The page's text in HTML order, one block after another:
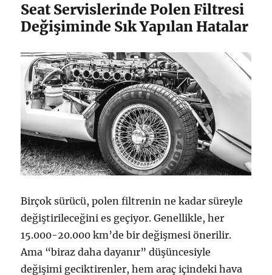
Seat Servislerinde Polen Filtresi
Değişiminde Sık Yapılan Hatalar
Birçok sürücü, polen filtrenin ne kadar süreyle
değiştirileceğini es geçiyor. Genellikle, her
15.000-20.000 km’de bir değişmesi önerilir.
Ama “biraz daha dayanır” düşüncesiyle
değişimi geciktirenler, hem araç içindeki hava